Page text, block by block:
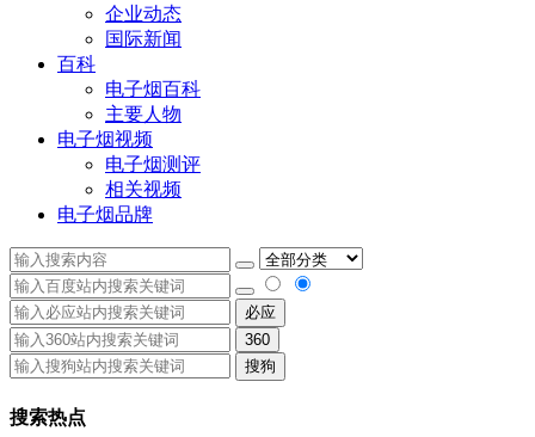
企业动态
国际新闻
百科
电子烟百科
主要人物
电子烟视频
电子烟测评
相关视频
电子烟品牌
必应
360
搜狗
搜索热点